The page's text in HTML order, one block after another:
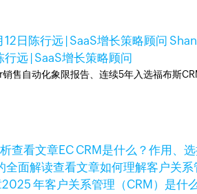
日 陈行远 | SaaS增长策略顾问
行远 | SaaS增长策略顾问
售自动化象限报告、连续5年入选福布斯
查看文章EC CRM是什么？作用、
查看文章如何理解客户关
2025 年客户关系管理（CRM）是什